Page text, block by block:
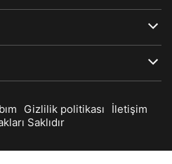
Gizlilik politikası
İletişim
Saklıdır